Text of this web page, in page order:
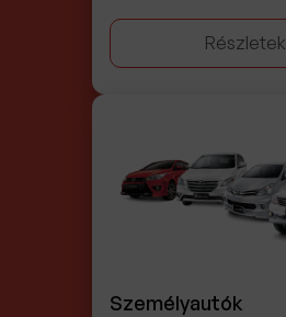
Részletek
Személyautók